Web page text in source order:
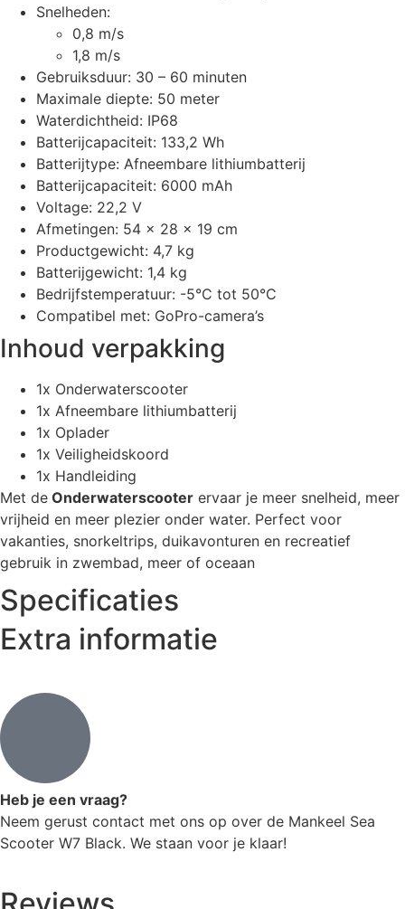
Snelheden:
0,8 m/s
1,8 m/s
Gebruiksduur: 30 – 60 minuten
Maximale diepte: 50 meter
Waterdichtheid: IP68
Batterijcapaciteit: 133,2 Wh
Batterijtype: Afneembare lithiumbatterij
Batterijcapaciteit: 6000 mAh
Voltage: 22,2 V
Afmetingen: 54 x 28 x 19 cm
Productgewicht: 4,7 kg
Batterijgewicht: 1,4 kg
Bedrijfstemperatuur: -5°C tot 50°C
Compatibel met: GoPro-camera’s
Inhoud verpakking
1x Onderwaterscooter
1x Afneembare lithiumbatterij
1x Oplader
1x Veiligheidskoord
1x Handleiding
Met de Onderwaterscooter ervaar je meer snelheid, meer
vrijheid en meer plezier onder water. Perfect voor
vakanties, snorkeltrips, duikavonturen en recreatief
gebruik in zwembad, meer of oceaan
Specificaties
Extra informatie
Heb je een vraag?
Neem gerust contact met ons op over de Mankeel Sea
Scooter W7 Black. We staan voor je klaar!